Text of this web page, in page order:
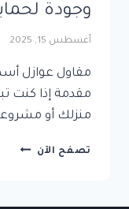
وجودة
أغسطس 15, 2025
مقاول عوازل
مقدمة إذا كنت
منزلك أو
تصفح الآن مقاول